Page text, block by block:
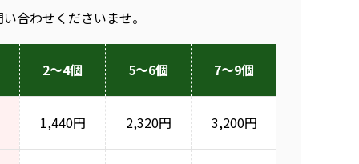
合わせくださいませ。
2～4個 5～6個 7～9個
1,440円 2,320円 3,200円